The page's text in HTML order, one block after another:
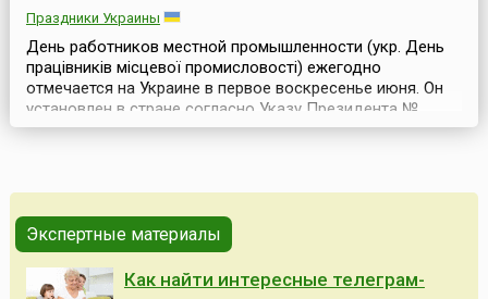
Праздники Украины
День работников местной промышленности (укр. День
працівників місцевої промисловості) ежегодно
отмечается на Украине в первое воскресенье июня. Он
установлен в стране согласно Указу Президента №
726/2002 от 20 августа 2002 года, «учитывая весомый
Украине как отрасль была создана в Советской Росс...
Экспертные материалы
Как найти интересные телеграм-